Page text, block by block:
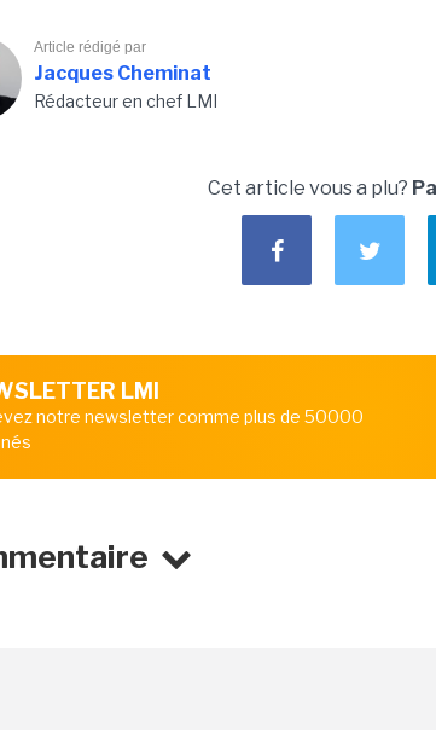
Article rédigé par
Jacques Cheminat
Rédacteur en chef LMI
Cet article vous a plu?
LMI
notre newsletter comme plus de 50000